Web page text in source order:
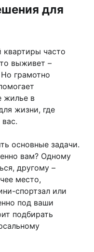
для
квартиры часто
выживет –
грамотно
жилье в
жизни, где
основные задачи.
вам? Одному
другому –
место,
спортзал или
под ваши
подбирать